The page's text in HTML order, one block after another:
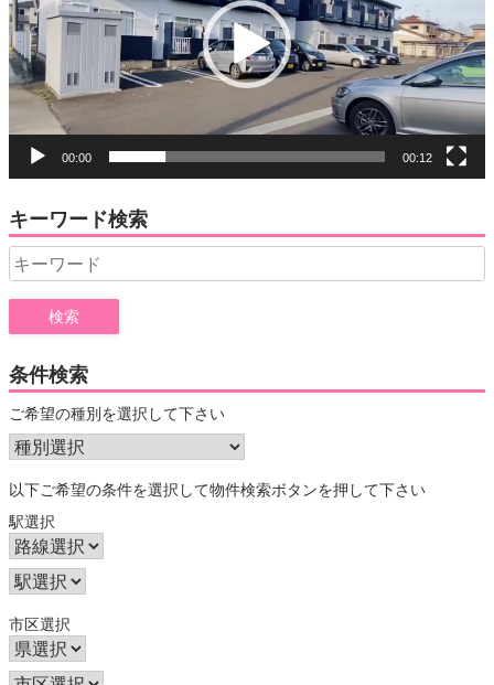
ー
ヤ
ー
00:00 00:12
キーワード検索
Search
for:
条件検索
ご希望の種別を選択して下さい
以下ご希望の条件を選択して物件検索ボタンを押して下さい
駅選択
市区選択